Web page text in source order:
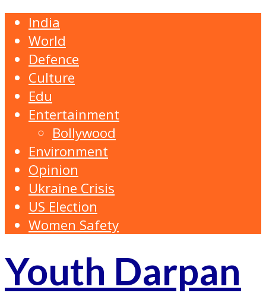
India
World
Defence
Culture
Edu
Entertainment
Bollywood
Environment
Opinion
Ukraine Crisis
US Election
Women Safety
Youth Darpan